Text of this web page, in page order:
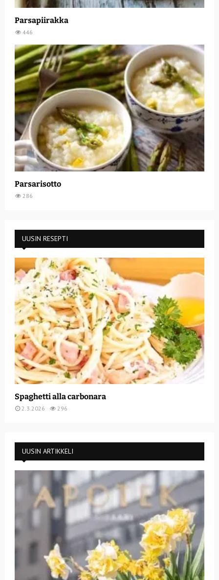
Parsapiirakka
446
Parsarisotto
286
UUSIN RESEPTI
Spaghetti alla carbonara
2.3.2026 296
UUSIN ARTIKKELI